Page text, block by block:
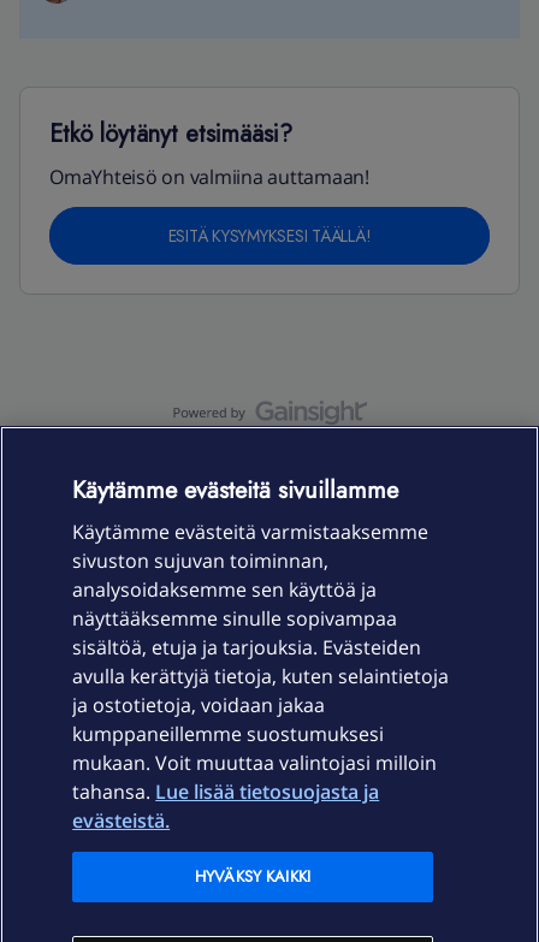
Etkö löytänyt etsimääsi?
OmaYhteisö on valmiina auttamaan!
ESITÄ KYSYMYKSESI TÄÄLLÄ!
Laitteet & liittymät
Palvelut
Ajankohtaista
Elisa Oyj
In English
Käytämme evästeitä sivuillamme
Käytämme evästeitä varmistaaksemme
sivuston sujuvan toiminnan,
analysoidaksemme sen käyttöä ja
näyttääksemme sinulle sopivampaa
sisältöä, etuja ja tarjouksia. Evästeiden
avulla kerättyjä tietoja, kuten selaintietoja
ja ostotietoja, voidaan jakaa
kumppaneillemme suostumuksesi
mukaan. Voit muuttaa valintojasi milloin
tahansa. Lue lisää tietosuojasta ja
evästeistä.
HYVÄKSY KAIKKI